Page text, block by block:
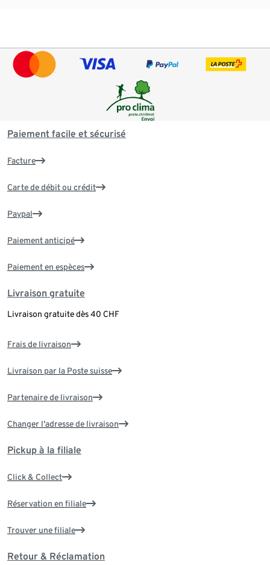
Paiement facile et sécurisé
Facture
Carte de débit ou crédit
Paypal
Paiement anticipé
Paiement en espèces
Livraison gratuite
Livraison gratuite dès 40 CHF
Frais de livraison
Livraison par la Poste suisse
Partenaire de livraison
Changer l'adresse de livraison
Pickup à la filiale
Click & Collect
Réservation en filiale
Trouver une filiale
Retour & Réclamation